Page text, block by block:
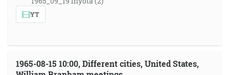
YT
1965-08-15 10:00, Different cities, United States,